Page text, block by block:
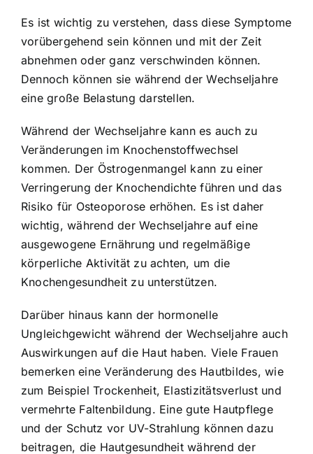
Es ist wichtig zu verstehen, dass diese Symptome
vorübergehend sein können und mit der Zeit
abnehmen oder ganz verschwinden können.
Dennoch können sie während der Wechseljahre
eine große Belastung darstellen.
Während der Wechseljahre kann es auch zu
Veränderungen im Knochenstoffwechsel
kommen. Der Östrogenmangel kann zu einer
Verringerung der Knochendichte führen und das
Risiko für Osteoporose erhöhen. Es ist daher
wichtig, während der Wechseljahre auf eine
ausgewogene Ernährung und regelmäßige
körperliche Aktivität zu achten, um die
Knochengesundheit zu unterstützen.
Darüber hinaus kann der hormonelle
Ungleichgewicht während der Wechseljahre auch
Auswirkungen auf die Haut haben. Viele Frauen
bemerken eine Veränderung des Hautbildes, wie
zum Beispiel Trockenheit, Elastizitätsverlust und
vermehrte Faltenbildung. Eine gute Hautpflege
und der Schutz vor UV-Strahlung können dazu
beitragen, die Hautgesundheit während der